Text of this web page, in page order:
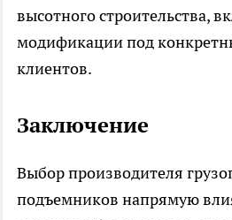
высотного строительства,
модификации под
клиентов.
Заключение
Выбор производителя
подъемников напрямую